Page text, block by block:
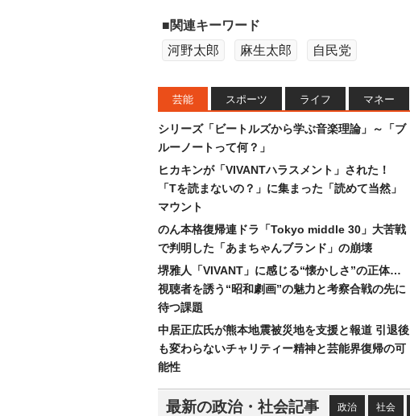
■関連キーワード
河野太郎
麻生太郎 自民党
芸能 スポーツ ライフ マネー
シリーズ「ビートルズから学ぶ音楽理論」～「ブ
ルーノートって何？」
ヒカキンが「VIVANTハラスメント」された！
「Tを読まないの？」に集まった「読めて当然」
マウント
のん本格復帰連ドラ「Tokyo middle 30」大苦戦
で判明した「あまちゃんブランド」の崩壊
堺雅人「VIVANT」に感じる“懐かしさ”の正体…
視聴者を誘う“昭和劇画”の魅力と考察合戦の先に
待つ課題
中居正広氏が熊本地震被災地を支援と報道 引退後
も変わらないチャリティー精神と芸能界復帰の可
能性
最新の政治・社会記事 政治 社会